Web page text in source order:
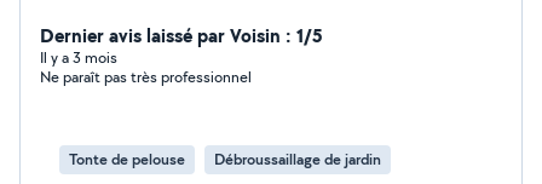
Dernier avis laissé par Voisin : 1/5
Il y a 3 mois
Ne paraît pas très professionnel
Tonte de pelouse Débroussaillage de jardin